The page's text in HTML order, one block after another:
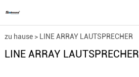
zu hause> LINE ARRAY LAUTSPRECHER
LINE ARRAY LAUTSPRECHER